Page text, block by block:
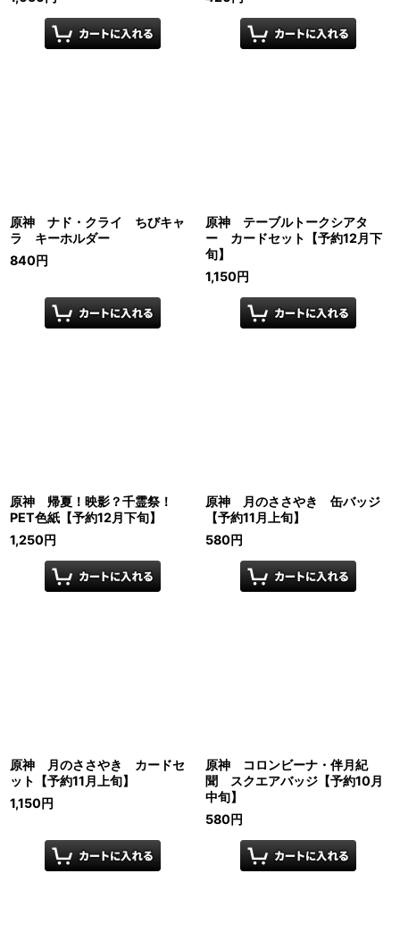
原神 ナド・クライ ちびキャ
ラ キーホルダー
840円
原神 テーブルトークシアタ
ー カードセット【予約12月下
旬】
1,150円
原神 帰夏！映影？千霊祭！
PET色紙【予約12月下旬】
1,250円
原神 月のささやき 缶バッジ
【予約11月上旬】
580円
原神 月のささやき カードセ
ット【予約11月上旬】
1,150円
原神 コロンビーナ・伴月紀
聞 スクエアバッジ【予約10月
中旬】
580円